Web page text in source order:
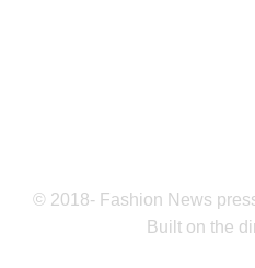
© 2018- Fashion News
Built on the